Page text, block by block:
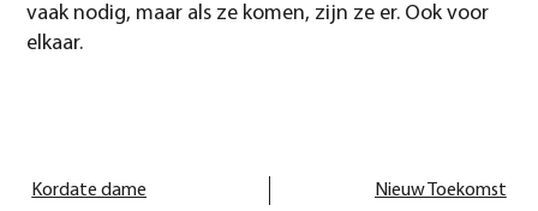
vaak nodig, maar als ze komen, zijn ze er. Ook voor
elkaar.
Kordate dame Nieuw Toekomst